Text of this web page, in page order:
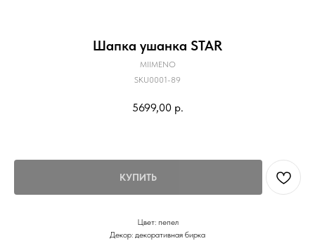
Шапка ушанка STAR
MIIMENO
SKU0001-89
5699,00 р.
КУПИТЬ
Цвет: пепел
Декор: декоративная бирка